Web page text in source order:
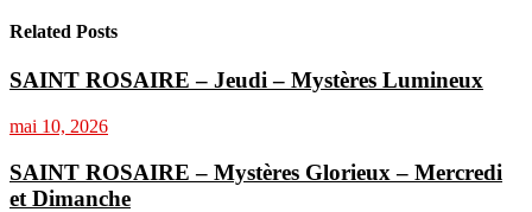
Related Posts
SAINT ROSAIRE – Jeudi – Mystères Lumineux
mai 10, 2026
SAINT ROSAIRE – Mystères Glorieux – Mercredi
et Dimanche